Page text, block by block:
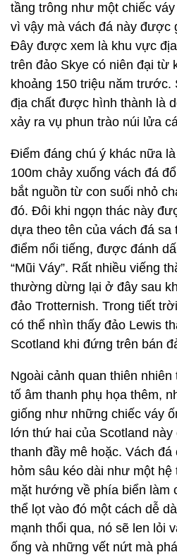
tầng trông như một chiếc
vì vậy mà vách đá này được
Đây được xem là khu vực
trên đảo Skye có niên đại từ
khoảng 150 triệu năm trước.
địa chất được hình thành là
xảy ra vụ phun trào núi lửa
Điểm đáng chú ý khác nữa
100m chảy xuống vách đá
bắt nguồn từ con suối nhỏ
đó. Đôi khi ngọn thác này
dựa theo tên của vách đá
điểm nổi tiếng, được đánh
“Mũi Váy”. Rất nhiều viếng
thường dừng lại ở đây sau
đảo Trotternish. Trong tiết
có thể nhìn thấy đảo Lewis
Scotland khi đứng trên bán
Ngoài cảnh quan thiên
tố âm thanh phụ họa thêm,
giống như những chiếc váy
lớn thứ hai của Scotland
thanh đầy mê hoặc. Vách
hỏm sâu kéo dài như một
mặt hướng về phía biển làm
thể lọt vào đó một cách dễ
mạnh thổi qua, nó sẽ len lỏi
ống và những vết nứt mà